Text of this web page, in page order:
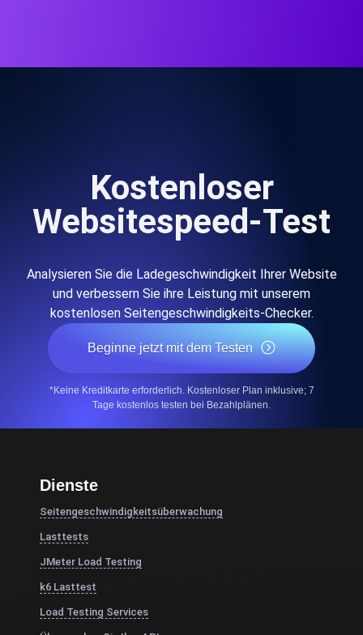
Kostenloser
Websitespeed-Test
Analysieren Sie die Ladegeschwindigkeit Ihrer Website
und verbessern Sie ihre Leistung mit unserem
kostenlosen Seitengeschwindigkeits-Checker.
Beginne jetzt mit dem Testen
*Keine Kreditkarte erforderlich. Kostenloser Plan inklusive; 7
Tage kostenlos testen bei Bezahlplänen.
Dienste
Seitengeschwindigkeitsüberwachung
Lasttests
JMeter Load Testing
k6 Lasttest
Load Testing Services